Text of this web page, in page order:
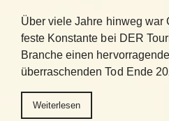
Über viele Jahre hinweg war
feste Konstante bei DER
Branche einen
überraschenden Tod Ende
Weiterlesen